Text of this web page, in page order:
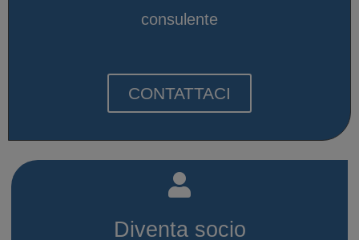
consulente
CONTATTACI
Diventa socio